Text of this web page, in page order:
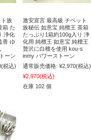
ト族
箱 た
浄化
香 ゆ
ーン
(税込)
激安宣言 最高級 チベット
族秘伝 如意宝 純檀王 茶箱
たっぷり1箱約100g入り 浄
化用 純檀王 如意宝 純檀王
贅沢に白檀を使用 kou-s
inmy パワーストーン
通常販売価格: ¥2,970(税込)
¥2,970(税込)
在庫 102 個